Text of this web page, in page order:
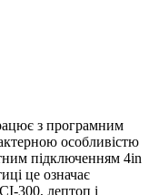
з програмним
особливістю
підключенням 4in
це означає
300, лептоп і